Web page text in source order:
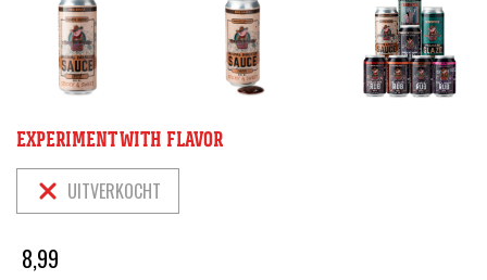
EXPERIMENT WITH FLAVOR
UITVERKOCHT
8,99